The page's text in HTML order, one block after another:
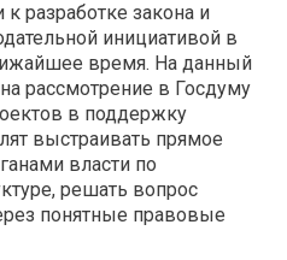
разработке закона и
инициативой в
время. На данный
рассмотрение в Госдуму
в поддержку
выстраивать прямое
власти по
решать вопрос
понятные правовые